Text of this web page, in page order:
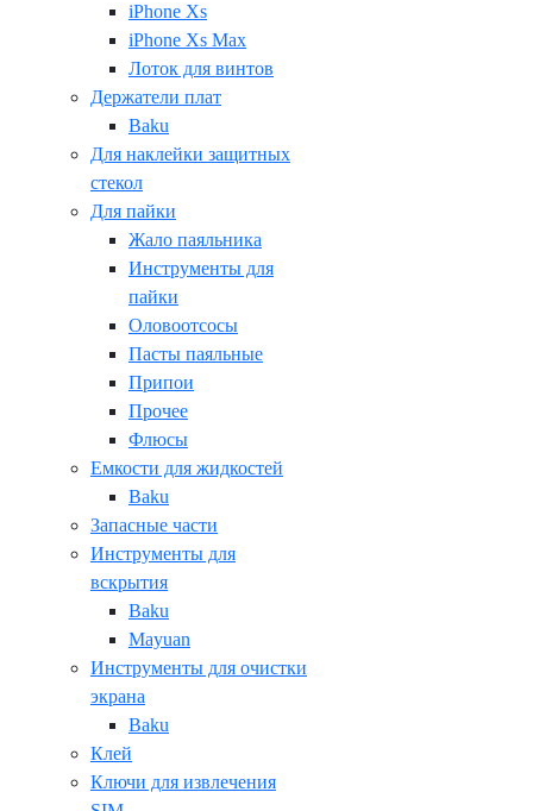
iPhone Xs
iPhone Xs Max
Лоток для винтов
Держатели плат
Baku
Для наклейки защитных
стекол
Для пайки
Жало паяльника
Инструменты для
пайки
Оловоотсосы
Пасты паяльные
Припои
Прочее
Флюсы
Емкости для жидкостей
Baku
Запасные части
Инструменты для
вскрытия
Baku
Mayuan
Инструменты для очистки
экрана
Baku
Клей
Ключи для извлечения